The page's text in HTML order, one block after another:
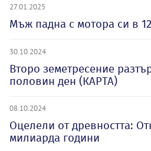
27.01.2025
Мъж падна с мотора си в
30.10.2024
Второ земетресение
половин ден (КАРТА)
08.10.2024
Оцелели от древността:
милиарда години